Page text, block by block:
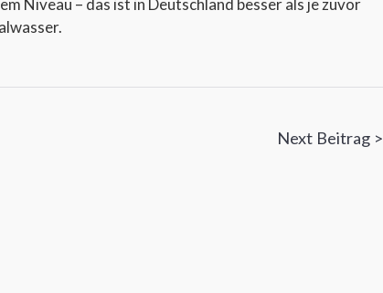
Niveau – das ist in Deutschland besser als je zuvor
Next Beitrag >